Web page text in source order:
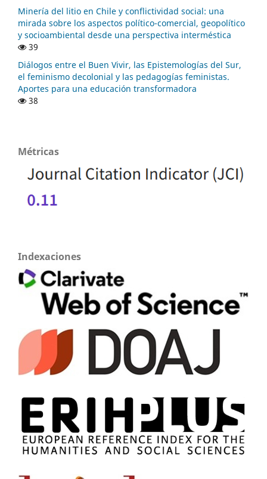
Minería del litio en Chile y conflictividad social: una
mirada sobre los aspectos político-comercial, geopolítico
y socioambiental desde una perspectiva interméstica
39
Diálogos entre el Buen Vivir, las Epistemologías del Sur,
el feminismo decolonial y las pedagogías feministas.
Aportes para una educación transformadora
38
Métricas
Indexaciones